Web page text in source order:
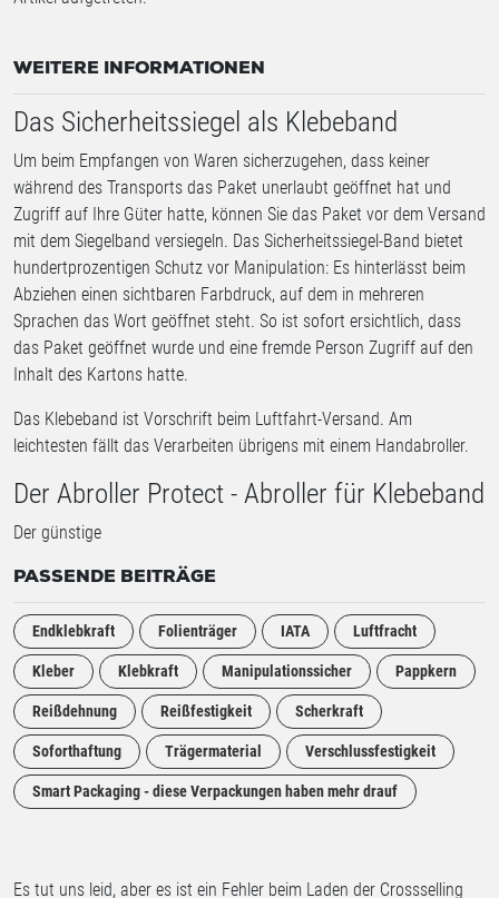
WEITERE INFORMATIONEN
Das Sicherheitssiegel als Klebeband
Um beim Empfangen von Waren sicherzugehen, dass keiner
während des Transports das Paket unerlaubt geöffnet hat und
Zugriff auf Ihre Güter hatte, können Sie das Paket vor dem Versand
mit dem Siegelband versiegeln. Das Sicherheitssiegel-Band bietet
hundertprozentigen Schutz vor Manipulation: Es hinterlässt beim
Abziehen einen sichtbaren Farbdruck, auf dem in mehreren
Sprachen das Wort geöffnet steht. So ist sofort ersichtlich, dass
das Paket geöffnet wurde und eine fremde Person Zugriff auf den
Inhalt des Kartons hatte.
Das Klebeband ist Vorschrift beim Luftfahrt-Versand. Am
leichtesten fällt das Verarbeiten übrigens mit einem Handabroller.
Der Abroller Protect - Abroller für Klebeband
Der günstige
PASSENDE BEITRÄGE
Endklebkraft Folienträger IATA Luftfracht
Kleber Klebkraft Manipulationssicher Pappkern
Reißdehnung Reißfestigkeit Scherkraft
Soforthaftung Trägermaterial Verschlussfestigkeit
Smart Packaging - diese Verpackungen haben mehr drauf
Es tut uns leid, aber es ist ein Fehler beim Laden der Crossselling